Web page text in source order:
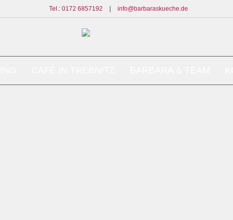
Tel.: 0172 6857192 info@barbaraskueche.de